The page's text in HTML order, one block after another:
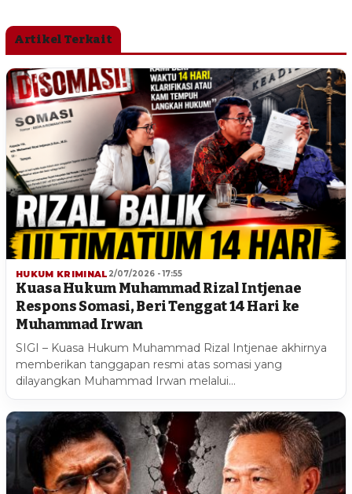
Artikel Terkait
HUKUM KRIMINAL 2/07/2026 - 17:55
Kuasa Hukum Muhammad Rizal Intjenae
Respons Somasi, Beri Tenggat 14 Hari ke
Muhammad Irwan
SIGI – Kuasa Hukum Muhammad Rizal Intjenae akhirnya
memberikan tanggapan resmi atas somasi yang
dilayangkan Muhammad Irwan melalui…